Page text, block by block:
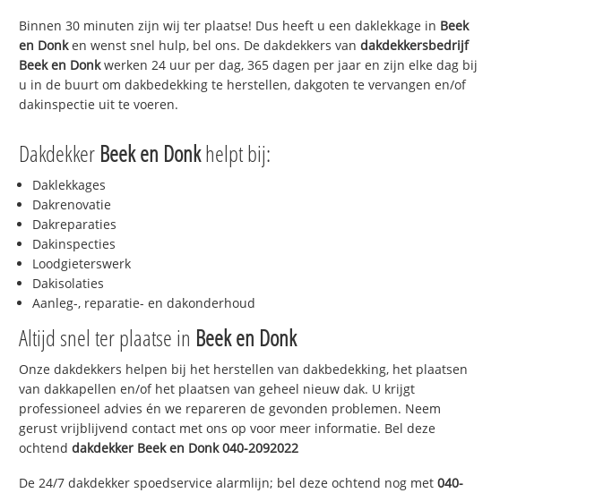
Binnen 30 minuten zijn wij ter plaatse! Dus heeft u een daklekkage in Beek
en Donken wenst snel hulp, bel ons. De dakdekkers van dakdekkersbedrijf
Beek en Donk werken 24 uur per dag, 365 dagen per jaar en zijn elke dag bij
u in de buurt om dakbedekking te herstellen, dakgoten te vervangen en/of
dakinspectie uit te voeren.
Dakdekker Beek en Donkhelpt bij:
Daklekkages
Dakrenovatie
Dakreparaties
Dakinspecties
Loodgieterswerk
Dakisolaties
Aanleg-, reparatie- en dakonderhoud
Altijd snel ter plaatse in Beek en Donk
Onze dakdekkers helpen bij het herstellen van dakbedekking, het plaatsen
van dakkapellen en/of het plaatsen van geheel nieuw dak. U krijgt
professioneel advies én we repareren de gevonden problemen. Neem
gerust vrijblijvend contact met ons op voor meer informatie. Bel deze
ochtend dakdekker Beek en Donk040-2092022
De 24/7 dakdekker spoedservice alarmlijn; bel deze ochtend nog met 040-